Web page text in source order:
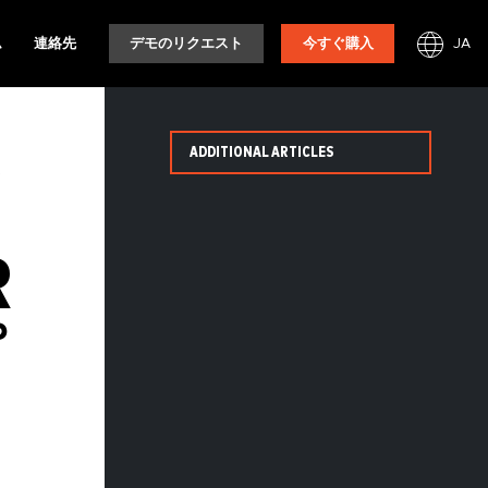
連絡先 デモのリクエスト 今すぐ購入 JA
ADDITIONAL ARTICLES